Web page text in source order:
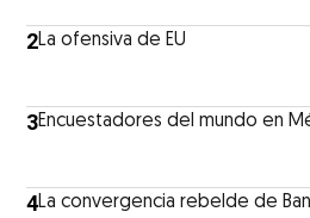
2La ofensiva de EU
3Encuestadores del mundo en
4La convergencia rebelde de